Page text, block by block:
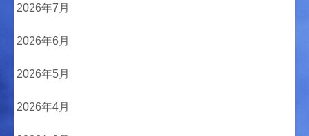
2026年7月
2026年6月
2026年5月
2026年4月